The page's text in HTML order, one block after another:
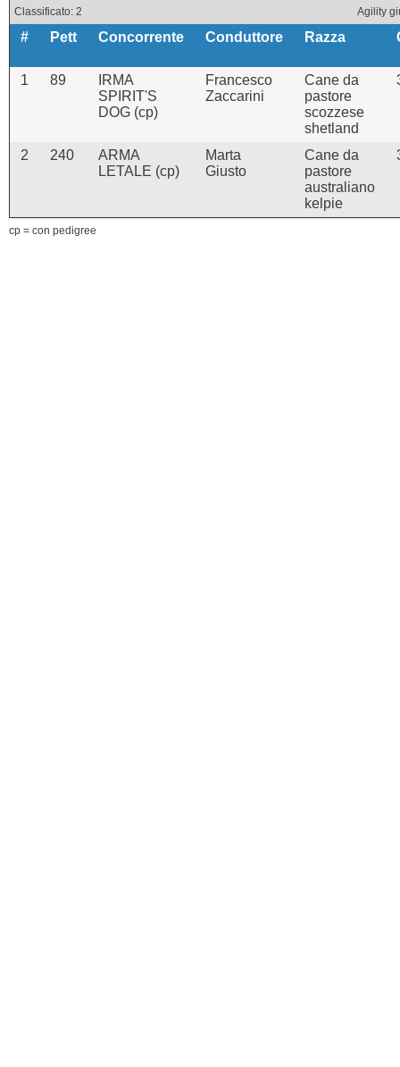
Classificato: 2 Agility
# Pett Concorrente Conduttore Razza
1 89
IRMA
SPIRIT'S
DOG (cp)
Francesco
Zaccarini
Cane da
pastore
scozzese
shetland
2 240
ARMA
LETALE (cp)
Marta
Giusto
Cane da
pastore
australiano
kelpie
cp = con pedigree